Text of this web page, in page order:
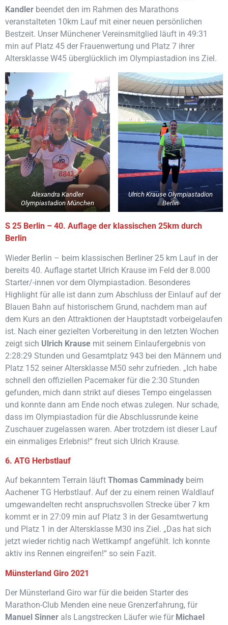
Kandler beendet den im Rahmen des Marathons
veranstalteten 10km Lauf mit einer neuen persönlichen
Bestzeit. Unser Münchener Vereinsmitglied läuft in 49:31
min auf Platz 45 der Frauenwertung und Platz 7 ihrer
Altersklasse W45 überglücklich im Olympiastadion ins Ziel.
Alexandra Kandler
Olympiastadion München
Ulrich Krause Olympiastadion
Berlin
S 25 Berlin – 40. Auflage der klassischen 25km durch
Berlin
Wieder Berlin – beim klassischen Berliner 25 km Lauf in der
bereits 40. Auflage startet Ulrich Krause im Feld der 8.000
Starter/-innen vor dem Olympiastadion. Besonderes
Highlight für alle ist dann zum Abschluss der Einlauf auf der
Blauen Bahn auf historischem Grund, nachdem man auf
dem Kurs an den Attraktionen der Hauptstadt vorbeigelaufen
ist. Nach einer gezielten Vorbereitung in den letzten Wochen
zeigt sich Ulrich Krause mit seinem Einlaufergebnis von
2:28:29 Stunden und Gesamtplatz 943 bei den Männern und
Platz 152 seiner Altersklasse M50 sehr zufrieden. „Ich habe
schnell den offiziellen Pacemaker für die 2:30 Stunden
gefunden, mich dann strikt auf dieses Tempo eingelassen
und konnte dann am Ende noch etwas zulegen. Nur schade,
dass im Olympiastadion für die Abschlussrunde keine
Zuschauer zugelassen waren. Aber trotzdem ist dieser Lauf
ein einmaliges Erlebnis!“ freut sich Ulrich Krause.
6. ATG Herbstlauf
Auf bekanntem Terrain läuft Thomas Camminady beim
Aachener TG Herbstlauf. Auf der zu einem reinen Waldlauf
umgewandelten recht anspruchsvollen Strecke über 7 km
kommt er in 27:09 min auf Platz 3 in der Gesamtwertung
und Platz 1 in der Altersklasse M30 ins Ziel. „Das hat sich
jetzt wieder richtig nach Wettkampf angefühlt. Ich konnte
aktiv ins Rennen eingreifen!“ so sein Fazit.
Münsterland Giro 2021
Der Münsterland Giro war für die beiden Starter des
Marathon-Club Menden eine neue Grenzerfahrung, für
Manuel Sinner als Langstrecken Läufer wie für Michael